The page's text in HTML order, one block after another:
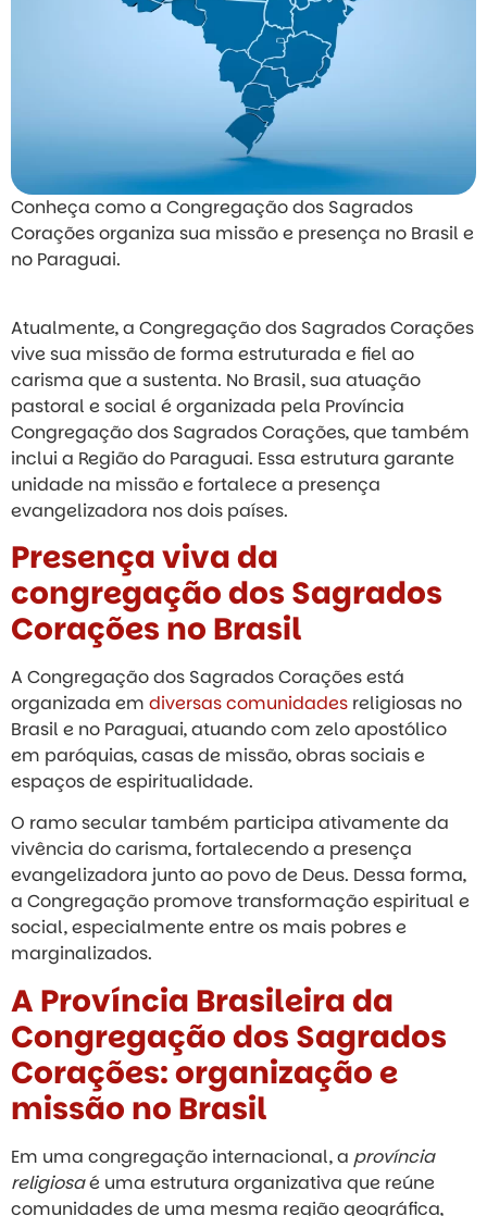
Conheça como a Congregação dos Sagrados
Corações organiza sua missão e presença no Brasil e
no Paraguai.
Atualmente, a Congregação dos Sagrados Corações
vive sua missão de forma estruturada e fiel ao
carisma que a sustenta. No Brasil, sua atuação
pastoral e social é organizada pela Província
Congregação dos Sagrados Corações, que também
inclui a Região do Paraguai. Essa estrutura garante
unidade na missão e fortalece a presença
evangelizadora nos dois países.
Presença viva da
congregação dos Sagrados
Corações no Brasil
A Congregação dos Sagrados Corações está
organizada em diversas comunidades religiosas no
Brasil e no Paraguai, atuando com zelo apostólico
em paróquias, casas de missão, obras sociais e
espaços de espiritualidade.
O ramo secular também participa ativamente da
vivência do carisma, fortalecendo a presença
evangelizadora junto ao povo de Deus. Dessa forma,
a Congregação promove transformação espiritual e
social, especialmente entre os mais pobres e
marginalizados.
A Província Brasileira da
Congregação dos Sagrados
Corações: organização e
missão no Brasil
Em uma congregação internacional, a província
religiosaé uma estrutura organizativa que reúne
comunidades de uma mesma região geográfica,